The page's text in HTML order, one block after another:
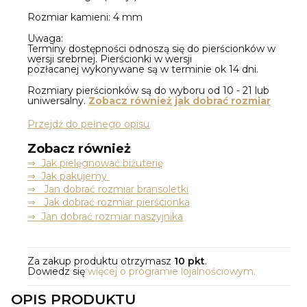
Rozmiar kamieni: 4 mm
Uwaga:
Terminy dostępności odnoszą się do pierścionków w
wersji srebrnej. Pierścionki w wersji
pozłacanej wykonywane są w terminie ok 14 dni.
Rozmiary pierścionków są do wyboru od 10 - 21 lub
uniwersalny. Zobacz również jak dobrać rozmiar
Przejdź do pełnego opisu
Zobacz również
⇒ Jak pielęgnować biżuterię
⇒ Jak pakujemy
⇒ Jan dobrać rozmiar bransoletki
⇒ Jak dobrać rozmiar pierścionka
⇒ Jan dobrać rozmiar naszyjnika
Za zakup produktu otrzymasz 10 pkt.
Dowiedz się więcej o programie lojalnościowym.
OPIS PRODUKTU